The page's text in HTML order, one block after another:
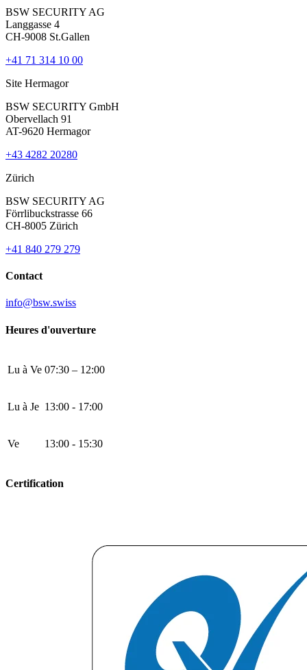
BSW SECURITY AG
Langgasse 4
CH-9008 St.Gallen
+41 71 314 10 00
Site Hermagor
BSW SECURITY GmbH
Obervellach 91
AT-9620 Hermagor
+43 4282 20280
Zürich
BSW SECURITY AG
Förrlibuckstrasse 66
CH-8005 Zürich
+41 840 279 279
Contact
info@bsw.swiss
Heures d'ouverture
Lu à Ve 07:30 – 12:00
Lu à Je 13:00 - 17:00
Ve 13:00 - 15:30
Certification